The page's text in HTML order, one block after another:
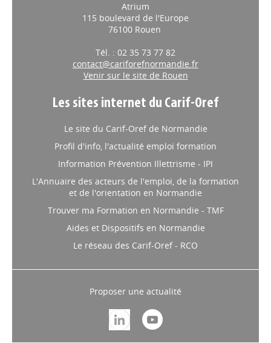
Atrium
115 boulevard de l'Europe
76100 Rouen
Tél. : 02 35 73 77 82
contact@cariforefnormandie.fr
Venir sur le site de Rouen
Les sites internet du Carif-Oref
Le site du Carif-Oref de Normandie
Profil d'info, l'actualité emploi formation
Information Prévention Illettrisme - IPI
L'Annuaire des acteurs de l'emploi, de la formation
et de l'orientation en Normandie
Trouver ma Formation en Normandie - TMF
Aides et Dispositifs en Normandie
Le réseau des Carif-Oref - RCO
Proposer une actualité